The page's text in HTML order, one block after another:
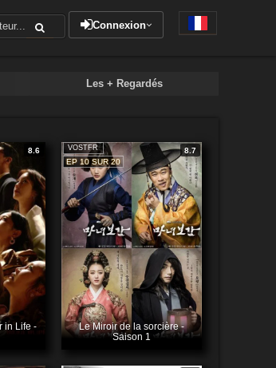
Connexion
Les + Regardés
8.6
in Life -
VOSTFR
8.7
EP 10 SUR 20
Le Miroir de la sorcière -
Saison 1